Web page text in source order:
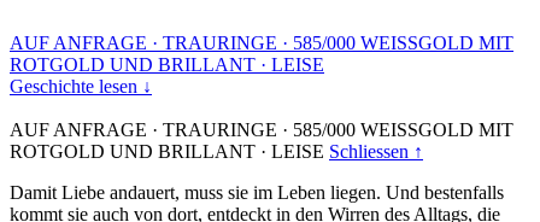
AUF ANFRAGE · TRAURINGE · 585/000 WEISSGOLD MIT
ROTGOLD UND BRILLANT · LEISE
Geschichte lesen ↓
AUF ANFRAGE · TRAURINGE · 585/000 WEISSGOLD MIT
ROTGOLD UND BRILLANT · LEISE Schliessen ↑
Damit Liebe andauert, muss sie im Leben liegen. Und bestenfalls
kommt sie auch von dort, entdeckt in den Wirren des Alltags, die